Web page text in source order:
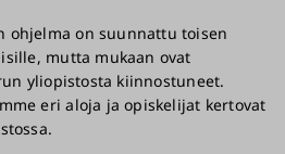
ohjelma on suunnattu toisen
mutta mukaan ovat
yliopistosta kiinnostuneet.
eri aloja ja opiskelijat kertovat